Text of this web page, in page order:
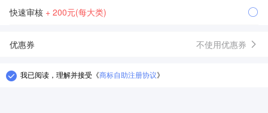
快速审核 + 200元(每大类)
优惠券 不使用优惠券
我已阅读，理解并接受 《商标自助注册协议》